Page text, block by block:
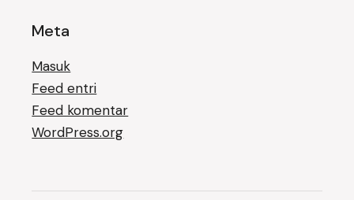
Meta
Masuk
Feed entri
Feed komentar
WordPress.org